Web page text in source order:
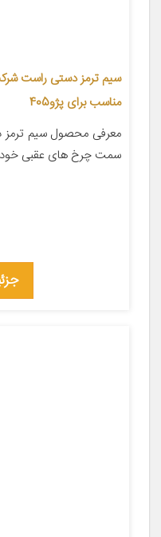
مناسب برای پژو405
معرفی محصول سیم ترمز
سمت چرخ های عقبی